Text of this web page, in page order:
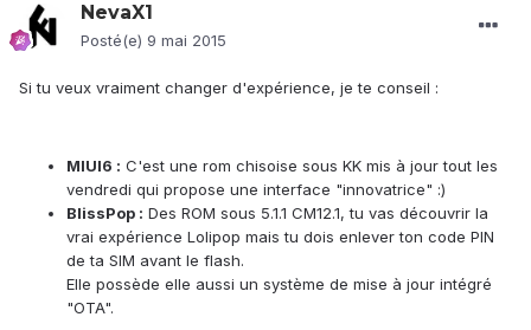
NevaX1
Posté(e) 9 mai 2015
Si tu veux vraiment changer d'expérience, je te conseil :
MIUI6 : C'est une rom chisoise sous KK mis à jour tout les
vendredi qui propose une interface "innovatrice" :)
BlissPop : Des ROM sous 5.1.1 CM12.1, tu vas découvrir la
vrai expérience Lolipop mais tu dois enlever ton code PIN
de ta SIM avant le flash.
Elle possède elle aussi un système de mise à jour intégré
"OTA".